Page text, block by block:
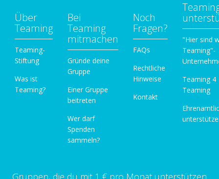
Über
Teaming
Teaming-
Stiftung
Was ist
Teaming?
Bei
Teaming
mitmachen
Gründe deine
Gruppe
Einer Gruppe
beitreten
Wer darf
Spenden
sammeln?
Noch
Fragen?
FAQs
Rechtliche
Hinweise
Kontakt
"Hier sind
Teaming"-
Teaming 4
Teaming
Gruppen, die du mit 1 € pro Monat unterstützen